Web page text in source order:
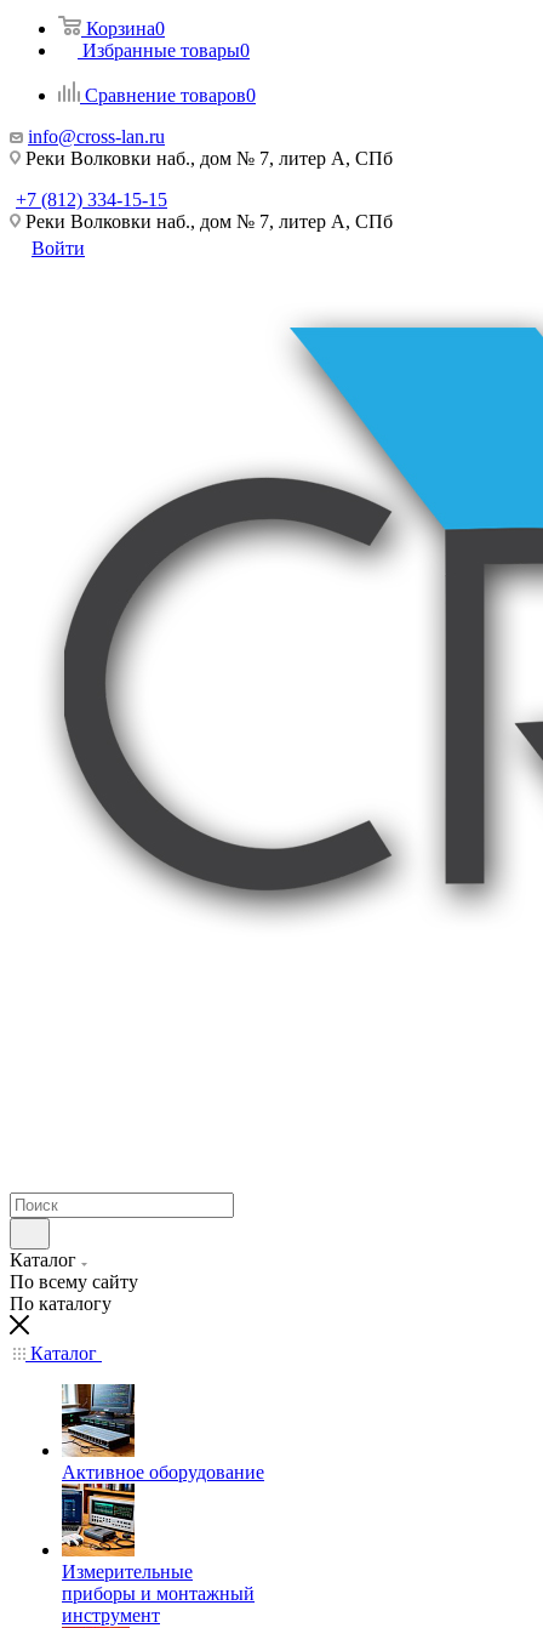
Корзина0
Избранные товары0
Сравнение товаров0
info@cross-lan.ru
Реки Волковки наб., дом № 7, литер А, СПб
+7 (812) 334-15-15
Реки Волковки наб., дом № 7, литер А, СПб
Войти
Каталог
По всему сайту
По каталогу
Каталог
Активное оборудование
Измерительные
приборы и монтажный
инструмент